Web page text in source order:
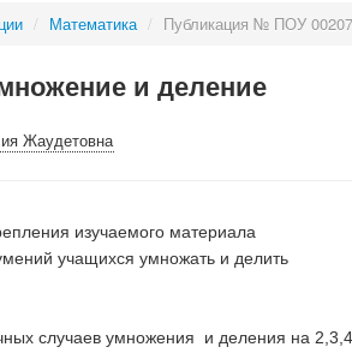
/ Математика / Публикация № ПОУ
и деление
Жаудетовна
изучаемого материала
учащихся умножать и делить
случаев умножения и деления на